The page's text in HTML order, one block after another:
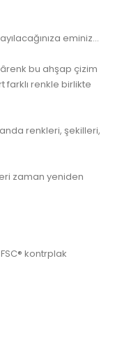
eminiz...
bu ahşap çizim
farklı renkle birlikte
renkleri, şekilleri,
zaman yeniden
kontrplak